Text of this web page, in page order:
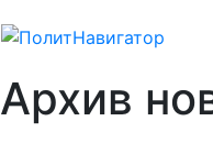
Архив